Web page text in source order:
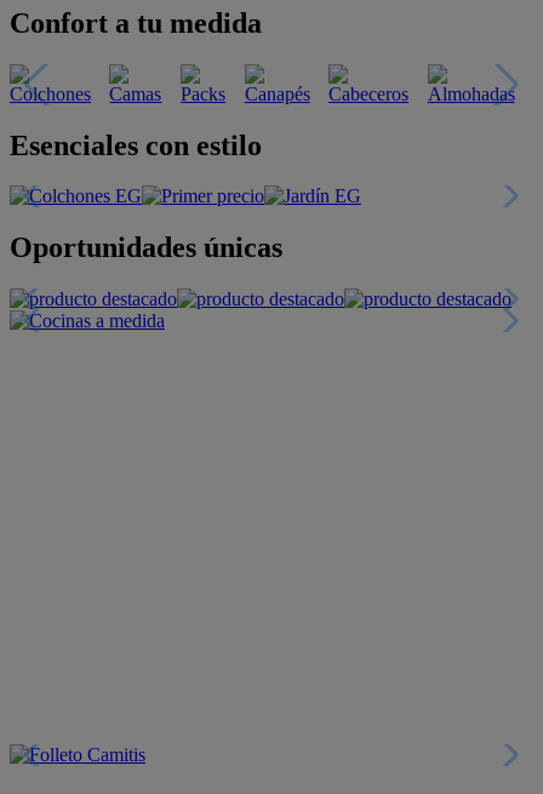
Confort a tu medida
Esenciales con estilo
Oportunidades únicas